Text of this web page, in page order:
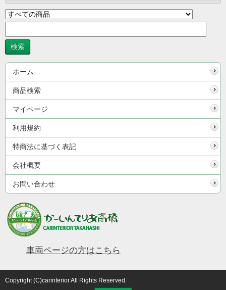
ホーム
商品検索
マイページ
利用規約
特商法に基づく表記
会社概要
お問い合わせ
車両ページの方はこちら
Copyright (C)carinterior All Rights Reserved.